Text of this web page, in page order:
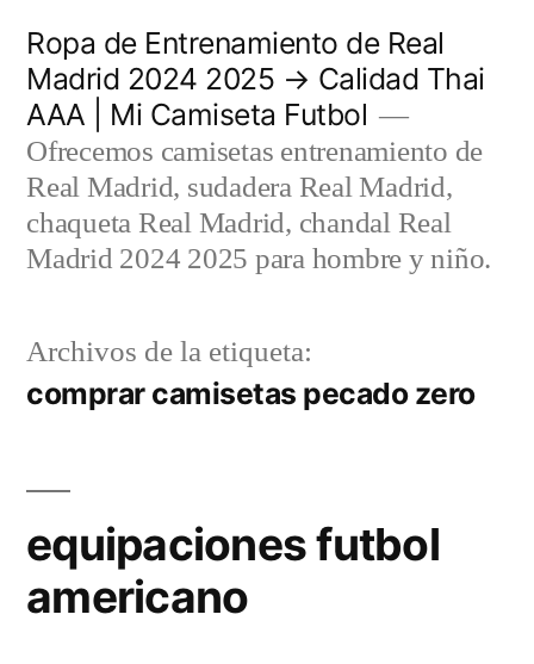
contenido
Ropa de Entrenamiento de Real
Madrid 2024 2025 → Calidad Thai
AAA | Mi Camiseta Futbol
Ofrecemos camisetas entrenamiento de
Real Madrid, sudadera Real Madrid,
chaqueta Real Madrid, chandal Real
Madrid 2024 2025 para hombre y niño.
Archivos de la etiqueta:
comprar camisetas pecado zero
equipaciones futbol
americano